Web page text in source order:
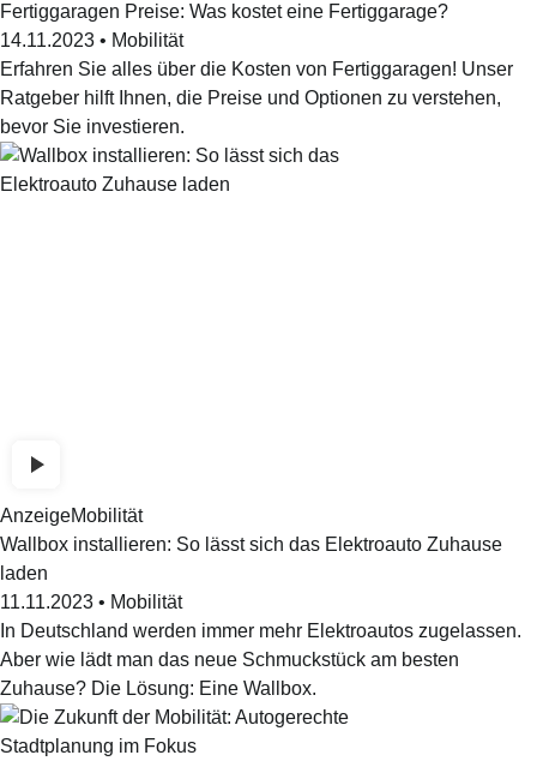
Fertiggaragen Preise: Was kostet eine Fertiggarage?
14.11.2023 • Mobilität
Erfahren Sie alles über die Kosten von Fertiggaragen! Unser
Ratgeber hilft Ihnen, die Preise und Optionen zu verstehen,
bevor Sie investieren.
AnzeigeMobilität
Wallbox installieren: So lässt sich das Elektroauto Zuhause
laden
11.11.2023 • Mobilität
In Deutschland werden immer mehr Elektroautos zugelassen.
Aber wie lädt man das neue Schmuckstück am besten
Zuhause? Die Lösung: Eine Wallbox.